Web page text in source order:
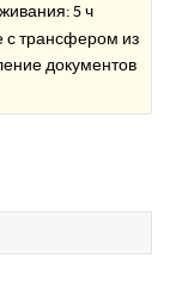
5 ч
с трансфером из
документов